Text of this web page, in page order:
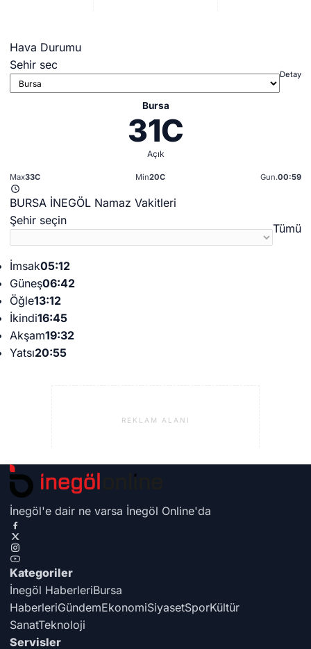
Sehir sec
31C
Açık
Min 20C
BURSA İNEGÖL Namaz Vakitleri
Şehir seçin
İmsak05:12
Güneş06:42
Öğle13:12
İkindi16:45
Akşam19:32
Yatsı20:55
İnegöl'e dair ne varsa İnegöl Online'da
Kategoriler
İnegöl Haberleri
HaberleriGündemEkonomi
SanatTeknoloji
Servisler
DovizHava Durumu